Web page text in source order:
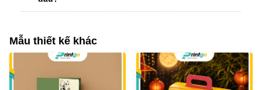
Mẫu thiết kế khác